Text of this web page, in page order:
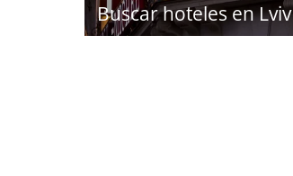
Buscar hoteles en Lviv